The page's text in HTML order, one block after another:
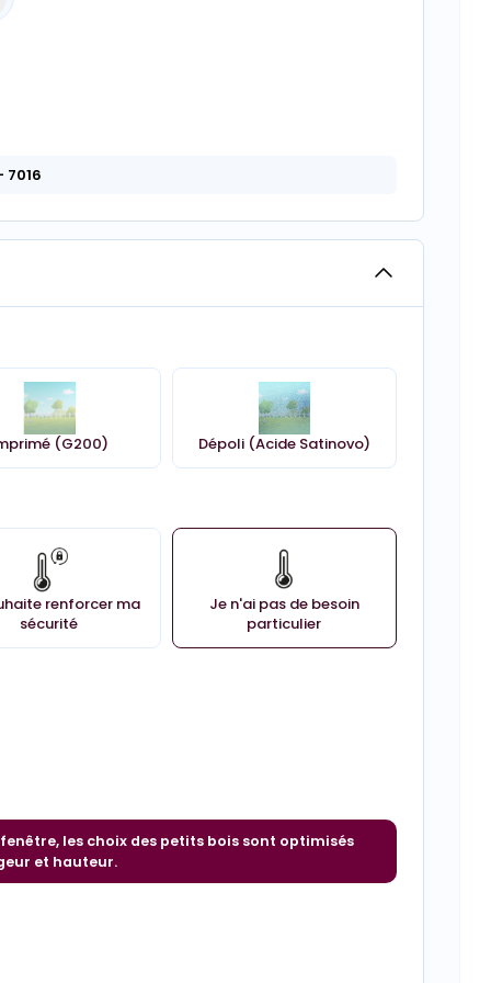
(G200) Dépoli (Acide Satinovo)
renforcer ma
sécurité
Je n'ai pas de besoin
particulier
les choix des petits bois sont optimisés
et hauteur.